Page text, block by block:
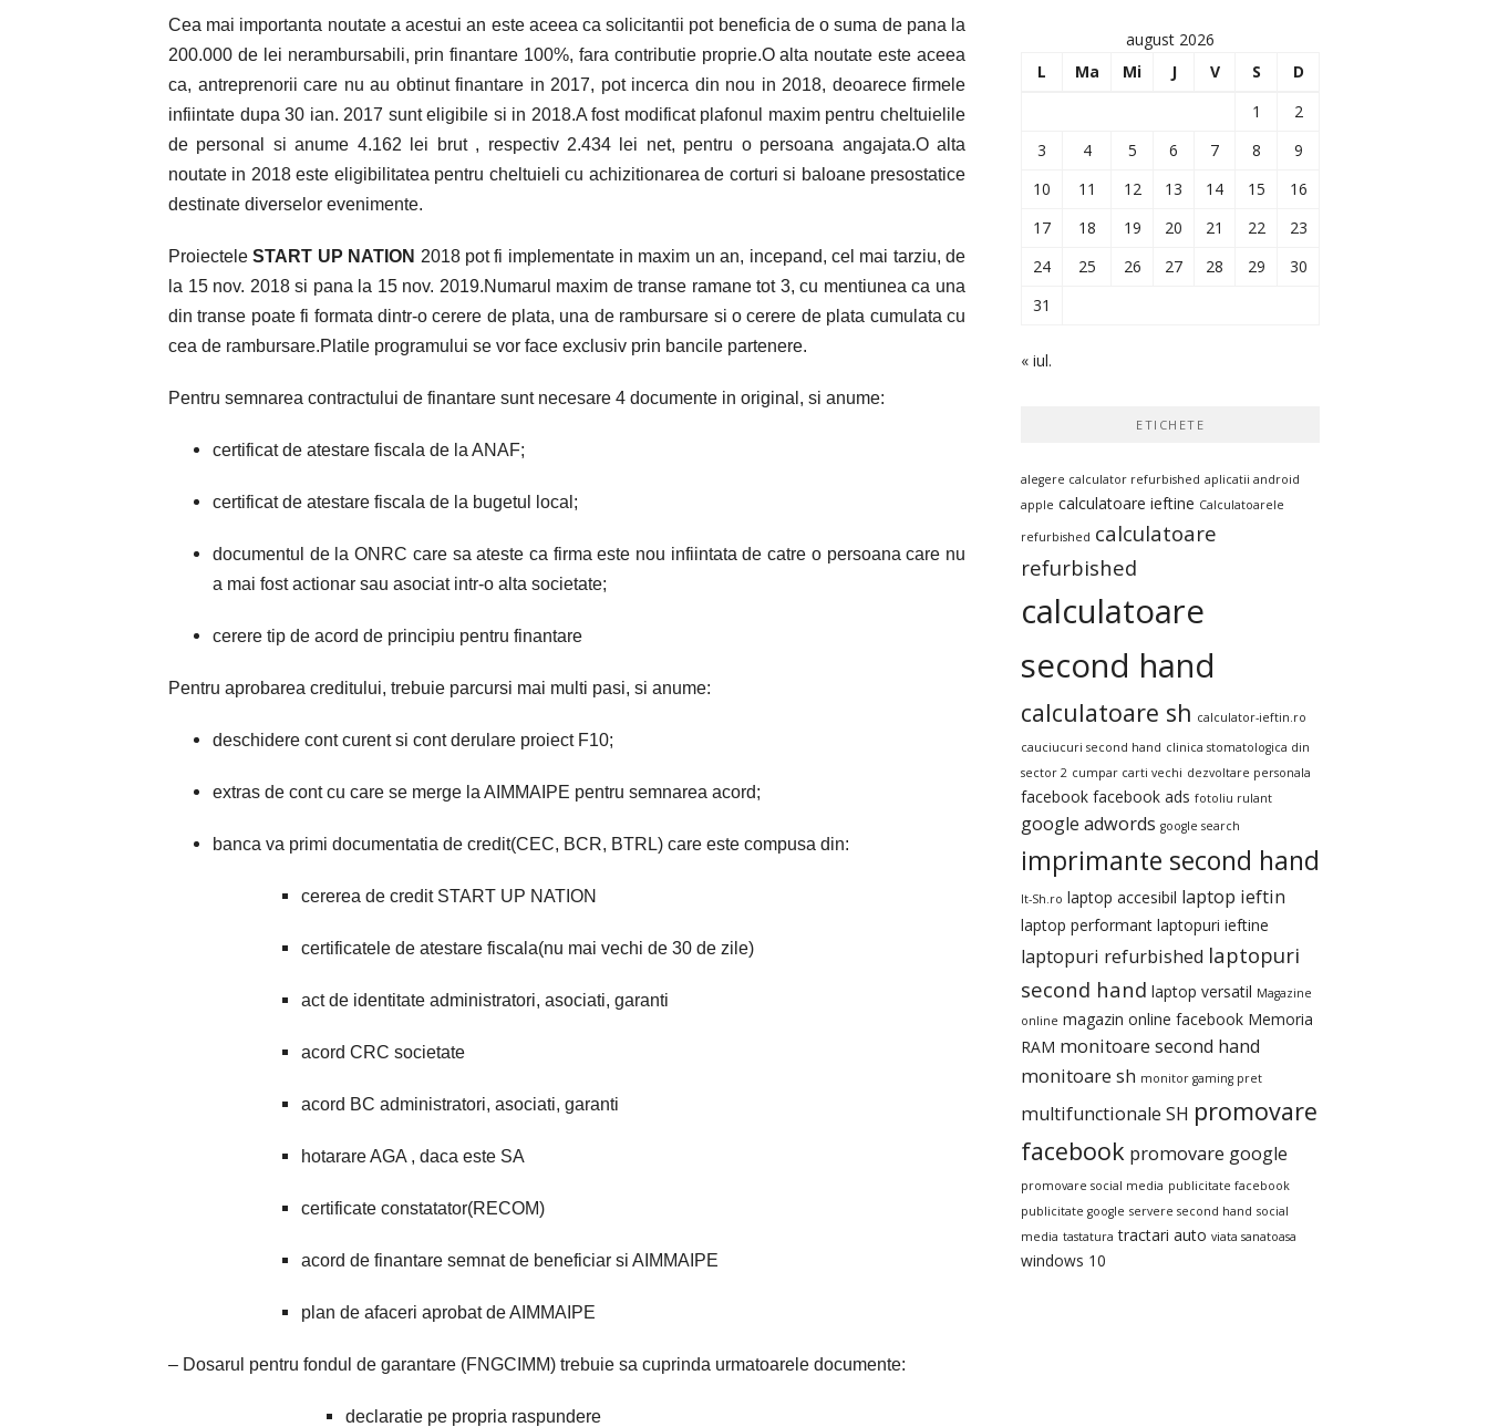
Cea mai importanta noutate a acestui an este aceea ca solicitantii pot beneficia de o suma de pana la
200.000 de lei nerambursabili, prin finantare 100%, fara contributie proprie.O alta noutate este aceea
ca, antreprenorii care nu au obtinut finantare in 2017, pot incerca din nou in 2018, deoarece firmele
infiintate dupa 30 ian. 2017 sunt eligibile si in 2018.A fost modificat plafonul maxim pentru cheltuielile
de personal si anume 4.162 lei brut , respectiv 2.434 lei net, pentru o persoana angajata.O alta
noutate in 2018 este eligibilitatea pentru cheltuieli cu achizitionarea de corturi si baloane presostatice
destinate diverselor evenimente.
ProiecteleSTART UP NATION 2018 pot fi implementate in maxim un an, incepand, cel mai tarziu, de
la 15 nov. 2018 si pana la 15 nov. 2019.Numarul maxim de transe ramane tot 3, cu mentiunea ca una
din transe poate fi formata dintr-o cerere de plata, una de rambursare si o cerere de plata cumulata cu
cea de rambursare.Platile programului se vor face exclusiv prin bancile partenere.
Pentru semnarea contractului de finantare sunt necesare 4 documente in original, si anume:
certificat de atestare fiscala de la ANAF;
certificat de atestare fiscala de la bugetul local;
documentul de la ONRC care sa ateste ca firma este nou infiintata de catre o persoana care nu
a mai fost actionar sau asociat intr-o alta societate;
cerere tip de acord de principiu pentru finantare
Pentru aprobarea creditului, trebuie parcursi mai multi pasi, si anume:
deschidere cont curent si cont derulare proiect F10;
extras de cont cu care se merge la AIMMAIPE pentru semnarea acord;
banca va primi documentatia de credit(CEC, BCR, BTRL) care este compusa din:
cererea de credit START UP NATION
certificatele de atestare fiscala(nu mai vechi de 30 de zile)
act de identitate administratori, asociati, garanti
acord CRC societate
acord BC administratori, asociati, garanti
hotarare AGA , daca este SA
certificate constatator(RECOM)
acord de finantare semnat de beneficiar si AIMMAIPE
plan de afaceri aprobat de AIMMAIPE
– Dosarul pentru fondul de garantare (FNGCIMM) trebuie sa cuprinda urmatoarele documente:
declaratie pe propria raspundere
august 2026
L
Ma Mi J V S
D
1
2
3
4 5 6 7 8
9
10
11 12 13 14 15
16
17
18 19 20 21 22
23
24
25 26 27 28 29
30
31
« iul.
ETICHETE
alegere calculator refurbished aplicatii android
apple calculatoare ieftine Calculatoarele
refurbished calculatoare
refurbished
calculatoare
second hand
calculatoare sh calculator-ieftin.ro
cauciucuri second hand clinica stomatologica din
sector 2 cumpar carti vechi dezvoltare personala
facebook facebook ads fotoliu rulant
google adwords google search
imprimante second hand
It-Sh.ro laptop accesibil laptop ieftin
laptop performant laptopuri ieftine
laptopuri refurbished laptopuri
second hand laptop versatil Magazine
online magazin online facebook Memoria
RAM monitoare second hand
monitoare sh monitor gaming pret
multifunctionale SH promovare
facebook promovare google
promovare social media publicitate facebook
publicitate google servere second hand social
media tastatura tractari auto viata sanatoasa
windows 10